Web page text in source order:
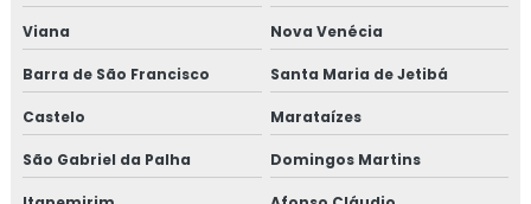
Viana Nova Venécia
Barra de São Francisco Santa Maria de Jetibá
Castelo Marataízes
São Gabriel da Palha Domingos Martins